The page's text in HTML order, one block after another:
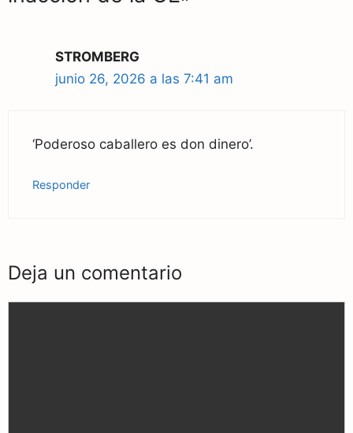
STROMBERG
junio 26, 2026 a las 7:41 am
‘Poderoso caballero es don dinero’.
Responder
Deja un comentario